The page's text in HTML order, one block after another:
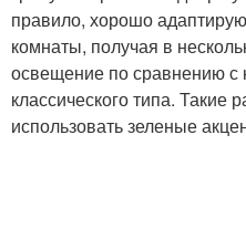
правило, хорошо
комнаты, получая в
освещение по сравнению с
классического типа. Такие
использовать зеленые